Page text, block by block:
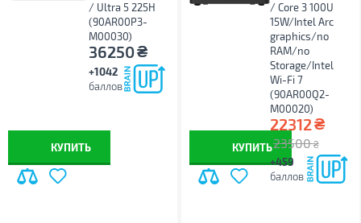
/ Ultra 5 225H
(90AR00P3-
M00030)
36250₴
+1042
баллов
КУПИТЬ
/ Core 3 100U
15W/Intel Arc
graphics/no
RAM/no
Storage/Intel
Wi-Fi 7
(90AR00Q2-
M00020)
22312₴
23500 ₴
+459
баллов
КУПИТЬ